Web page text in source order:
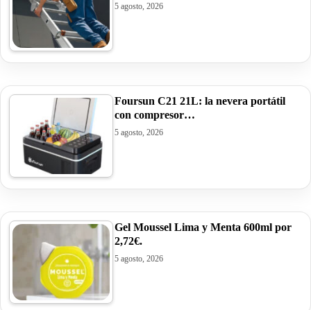
5 agosto, 2026
Foursun C21 21L: la nevera portátil
con compresor…
5 agosto, 2026
Gel Moussel Lima y Menta 600ml por
2,72€.
5 agosto, 2026